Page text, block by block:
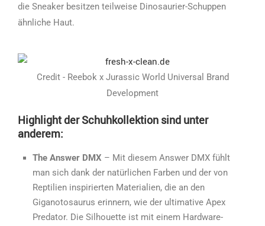
die Sneaker besitzen teilweise Dinosaurier-Schuppen
ähnliche Haut.
Credit - Reebok x Jurassic World Universal Brand
Development
Highlight der Schuhkollektion sind unter
anderem:
The Answer DMX – Mit diesem Answer DMX fühlt
man sich dank der natürlichen Farben und der von
Reptilien inspirierten Materialien, die an den
Giganotosaurus erinnern, wie der ultimative Apex
Predator. Die Silhouette ist mit einem Hardware-